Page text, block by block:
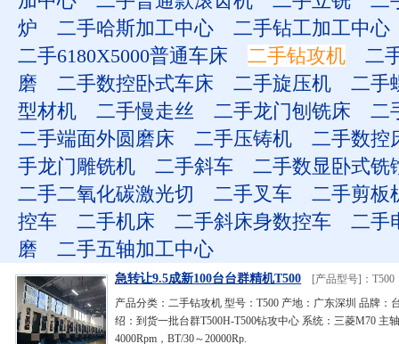
炉
二手哈斯加工中心
二手钻工加工中心
二手6180X5000普通车床
二手钻攻机
二
磨
二手数控卧式车床 二手旋压机
二手
型材机
二手慢走丝 二手龙门刨铣床
二
二手端面外圆磨床
二手压铸机
二手数控
手龙门雕铣机
二手斜车
二手数显卧式铣
二手二氧化碳激光切
二手叉车
二手剪板
控车
二手机床 二手斜床身数控车
二手
磨
二手五轴加工中心
急转让9.5成新100台台群精机T500
[产品型号]：T500
产品分类：二手钻攻机 型号：T500 产地：广东深圳 品牌：
绍：到货一批台群T500H-T500钻攻中心 系统：三菱M70 主
4000Rpm，BT/30～20000Rp.